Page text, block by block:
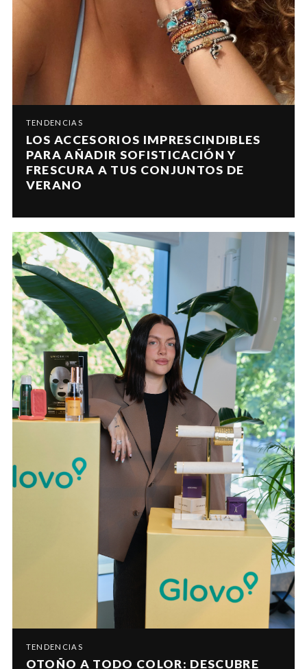
TENDENCIAS
LOS ACCESORIOS IMPRESCINDIBLES
PARA AÑADIR SOFISTICACIÓN Y
FRESCURA A TUS CONJUNTOS DE
VERANO
TENDENCIAS
OTOÑO A TODO COLOR: DESCUBRE